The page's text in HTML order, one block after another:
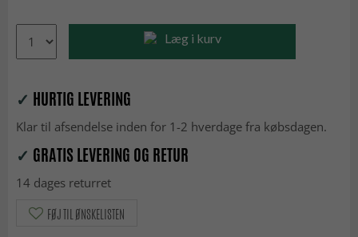
Læg i kurv
✓ HURTIG LEVERING
Klar til afsendelse inden for 1-2 hverdage fra købsdagen.
✓ GRATIS LEVERING OG RETUR
14 dages returret
FØJ TIL ØNSKELISTEN